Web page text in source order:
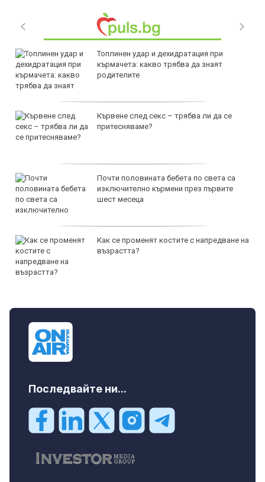
Топлинен удар и дехидратация при
кърмачета: какво трябва да знаят
родителите
Кървене след секс – трябва ли да се
притесняваме?
Почти половината бебета по света са
изключително кърмени през първите
шест месеца
Как се променят костите с напредване на
възрастта?
Последвайте ни...